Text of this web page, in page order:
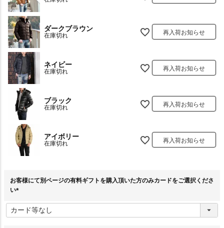
ダークブラウン
在庫切れ 再入荷お知らせ
ネイビー
在庫切れ 再入荷お知らせ
ブラック
在庫切れ 再入荷お知らせ
アイボリー
在庫切れ 再入荷お知らせ
お客様にて別ページの有料ギフトを購入頂いた方のみカードをご選択くださ
い
必
須